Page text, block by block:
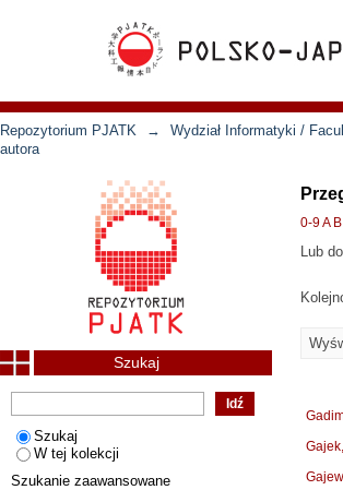
Repozytorium PJATK →
Wydział Informatyki /
autora
0-9A B
Lub
Szukaj
Szukaj
W tej kolekcji
Szukanie zaawansowane